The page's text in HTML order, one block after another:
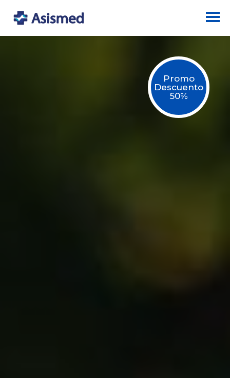
Promo
Descuento
50%